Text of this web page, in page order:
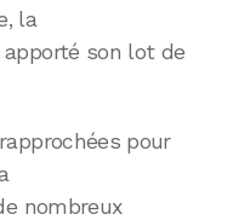
la
son lot de
pour
nombreux